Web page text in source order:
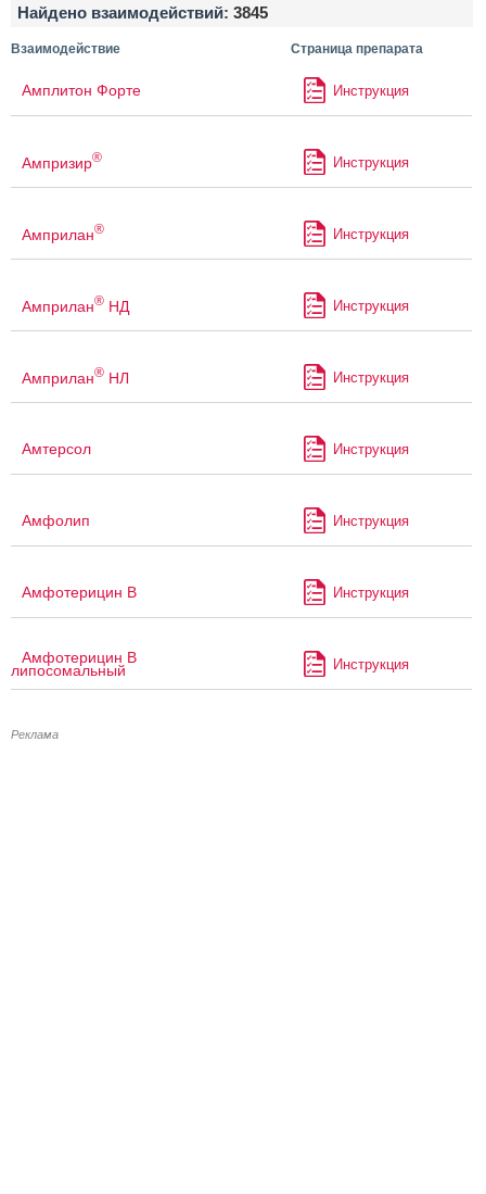
Найдено взаимодействий: 3845
Взаимодействие Страница препарата
Амплитон Форте Инструкция
Ампризир® Инструкция
Амприлан® Инструкция
Амприлан® НД Инструкция
Амприлан® НЛ Инструкция
Амтерсол Инструкция
Амфолип Инструкция
Амфотерицин В Инструкция
Амфотерицин В
липосомальный Инструкция
Реклама